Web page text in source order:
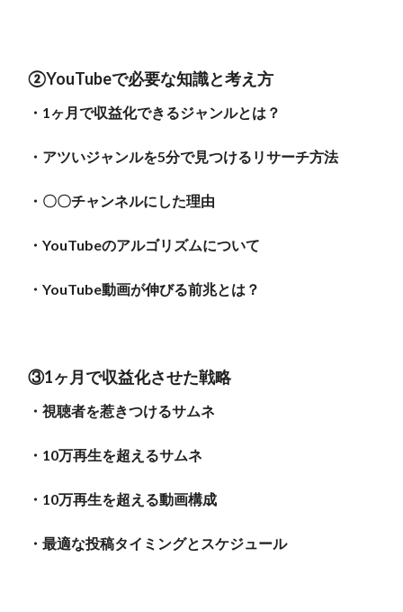
②YouTubeで必要な知識と考え方
・1ヶ月で収益化できるジャンルとは？
・アツいジャンルを5分で見つけるリサーチ方法
・〇〇チャンネルにした理由
・YouTubeのアルゴリズムについて
・YouTube動画が伸びる前兆とは？
③1ヶ月で収益化させた戦略
・視聴者を惹きつけるサムネ
・10万再生を超えるサムネ
・10万再生を超える動画構成
・最適な投稿タイミングとスケジュール